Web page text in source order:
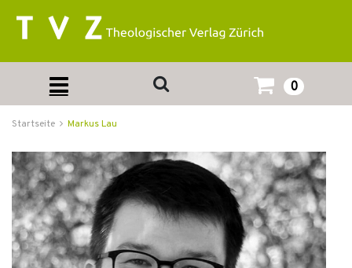
0
Startseite Markus Lau